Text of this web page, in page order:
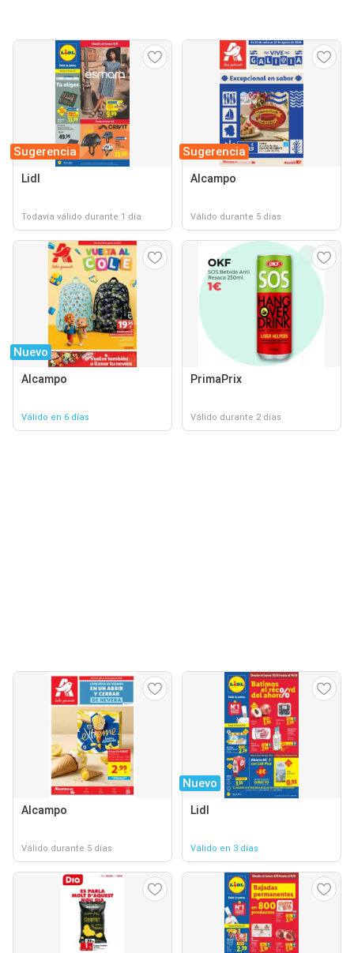
Sugerencia
Lidl
Todavía válido durante 1 día
Sugerencia
Alcampo
Válido durante 5 días
Nuevo
Alcampo
Válido en 6 días
PrimaPrix
Válido durante 2 días
Alcampo
Válido durante 5 días
Nuevo
Lidl
Válido en 3 días